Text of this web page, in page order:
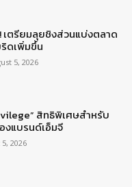
เตรียมลุยชิงส่วนแบ่งตลาด
ดเพิ่มขึ้น
5, 2026
สิทธิพิเศษสำหรับ
งแบรนด์เอ็มจี
2026